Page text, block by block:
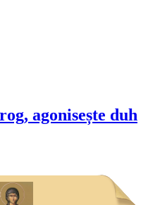
agonisește duh